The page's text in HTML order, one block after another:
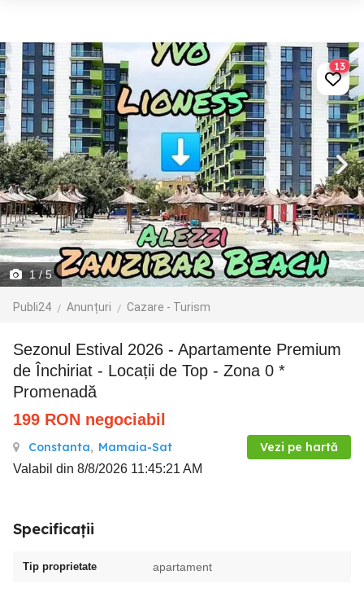
1/ 5
Publi24 Anunțuri Cazare - Turism
13
Sezonul Estival 2026 - Apartamente Premium
de Închiriat - Locații de Top - Zona 0 *
Promenadă
199 RON negociabil
Constanta, Mamaia-Sat Vezi pe hartă
Valabil din 8/8/2026 11:45:21 AM
Specificații
Tip proprietate apartament